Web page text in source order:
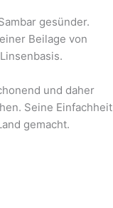
gesünder.
Beilage von
und daher
Seine Einfachheit
gemacht.